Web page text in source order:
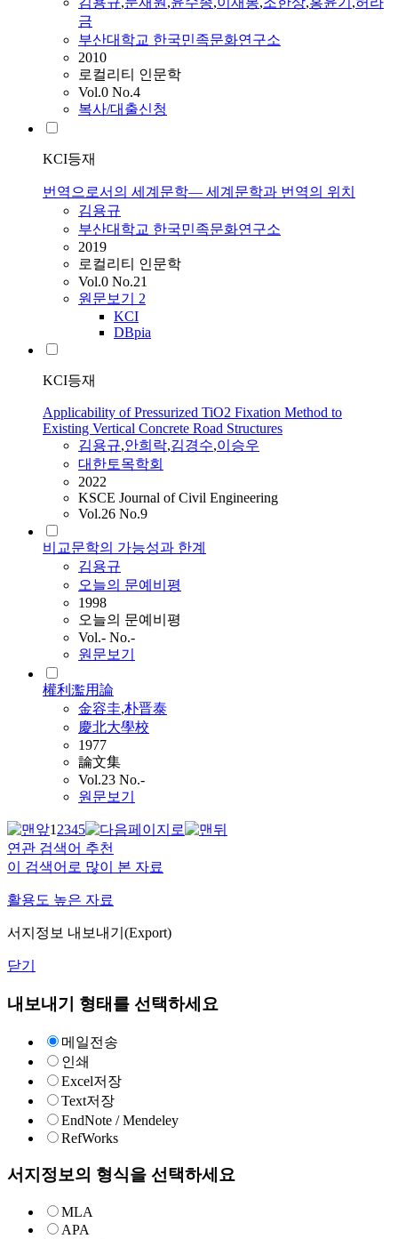
금
부산대학교 한국민족문화연구소
2010
로컬리티 인문학
Vol.0 No.4
복사/대출신청
KCI등재
번역으로서의 세계문학― 세계문학과 번역의 위치
김용규
부산대학교 한국민족문화연구소
2019
로컬리티 인문학
Vol.0 No.21
원문보기 2
KCI
DBpia
KCI등재
Applicability of Pressurized TiO2 Fixation Method to
Existing Vertical Concrete Road Structures
김용규,안희락,김경수,이승우
대한토목학회
2022
KSCE Journal of Civil Engineering
Vol.26 No.9
비교문학의 가능성과 한계
김용규
오늘의 문예비평
1998
오늘의 문예비평
Vol.- No.-
원문보기
權利濫用論
金容圭,朴晋泰
慶北大學校
1977
論文集
Vol.23 No.-
원문보기
12345
연관 검색어 추천
이 검색어로 많이 본 자료
활용도 높은 자료
서지정보 내보내기(Export)
닫기
내보내기 형태를 선택하세요
메일전송
인쇄
Excel저장
Text저장
EndNote / Mendeley
RefWorks
서지정보의 형식을 선택하세요
MLA
APA